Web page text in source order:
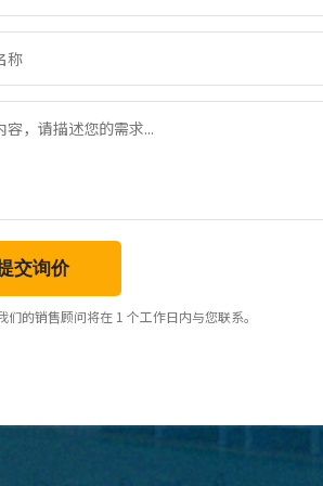
交询价
们的销售顾问将在 1 个工作日内与您联系。